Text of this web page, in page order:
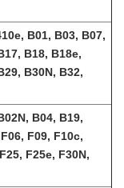
B01, B03, B07,
B18, B18e,
B30N, B32,
B04, B19,
F09, F10c,
F25e, F30N,